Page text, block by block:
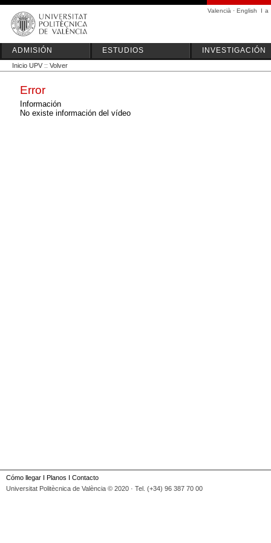
Valencià · English I a
ADMISIÓN ESTUDIOS INVESTIGACIÓN
Inicio UPV :: Volver
Error
Información
No existe información del vídeo
Cómo llegar I Planos I Contacto
Universitat Politècnica de València © 2020 · Tel. (+34) 96 387 70 00